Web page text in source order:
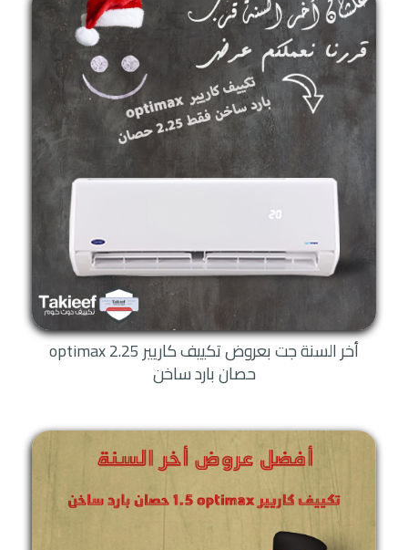
أخر السنة جت بعروض تكييف كاريير optimax 2.25
حصان بارد ساخن